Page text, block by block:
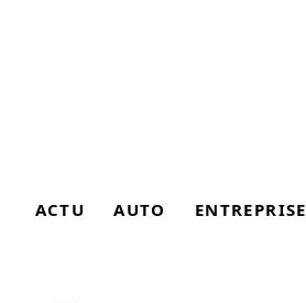
ACTU AUTO ENTREPRISE